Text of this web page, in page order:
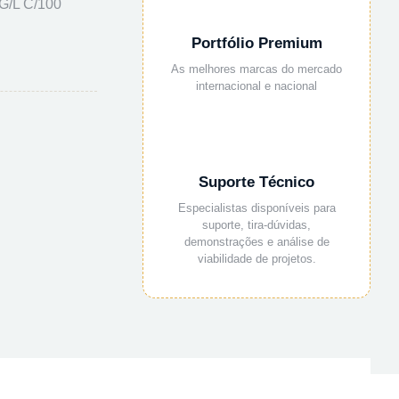
L C/100
Portfólio Premium
As melhores marcas do mercado
internacional e nacional
Suporte Técnico
Especialistas disponíveis para
suporte, tira-dúvidas,
demonstrações e análise de
viabilidade de projetos.